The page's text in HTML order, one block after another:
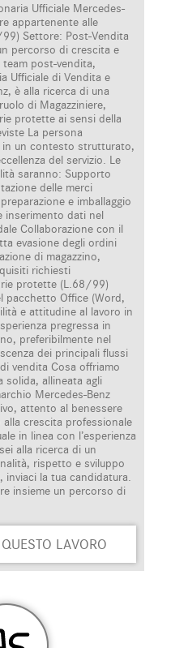
Ufficiale Mercedes-
appartenente alle
Settore: Post-Vendita
percorso di crescita e
post-vendita,
Ufficiale di Vendita e
è alla ricerca di una
di Magazziniere,
protette ai sensi della
La persona
in un contesto strutturato,
del servizio. Le
saranno: Supporto
delle merci
e imballaggio
inserimento dati nel
Collaborazione con il
evasione degli ordini
di magazzino,
richiesti
protette (L.68/99)
pacchetto Office (Word,
e attitudine al lavoro in
pregressa in
preferibilmente nel
dei principali flussi
vendita Cosa offriamo
solida, allineata agli
Mercedes-Benz
attento al benessere
crescita professionale
in linea con l’esperienza
alla ricerca di un
rispetto e sviluppo
inviaci la tua candidatura.
insieme un percorso di
LAVORO